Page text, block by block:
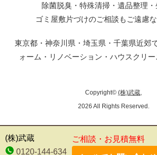
除菌脱臭・特殊清掃・遺品整理
ゴミ屋敷片づけのご相談もご遠慮
東京都・神奈川県・埼玉県・千葉県近郊
ォーム・リノベーション・ハウスクリ
Copyright© (株)武蔵
2026 All Rights Reserved.
(株)武蔵
0120-144-634
ご相談・お見積無料